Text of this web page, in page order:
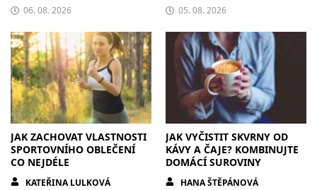
06. 08. 2026
05. 08. 2026
JAK ZACHOVAT VLASTNOSTI
SPORTOVNÍHO OBLEČENÍ
CO NEJDÉLE
KATEŘINA LULKOVÁ
JAK VYČISTIT SKVRNY OD
KÁVY A ČAJE? KOMBINUJTE
DOMÁCÍ SUROVINY
HANA ŠTĚPÁNOVÁ